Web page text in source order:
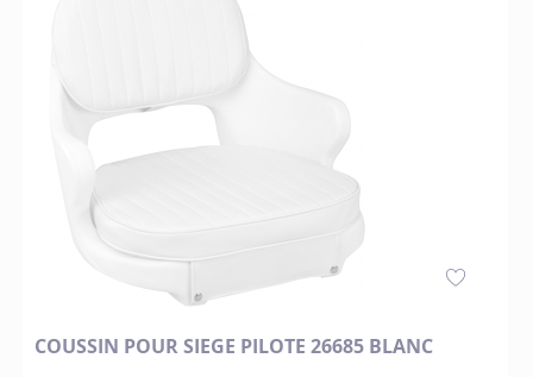
COUSSIN POUR SIEGE PILOTE 26685 BLANC